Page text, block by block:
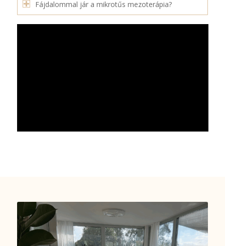
Fájdalommal jár a mikrotűs mezoterápia?